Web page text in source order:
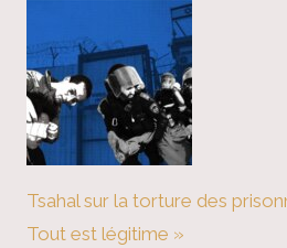
Tsahal sur la torture des
Tout est légitime »